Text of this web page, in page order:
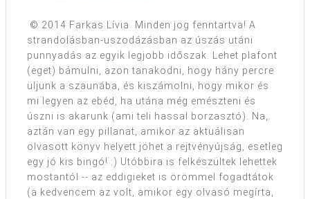
© 2014 Farkas Lívia. Minden jog fenntartva! A
strandolásban-uszodázásban az úszás utáni
punnyadás az egyik legjobb időszak. Lehet plafont
(eget) bámulni, azon tanakodni, hogy hány percre
üljünk a szaunába, és kiszámolni, hogy mikor és
mi legyen az ebéd, ha utána még emészteni és
úszni is akarunk (ami teli hassal borzasztó). Na,
aztán van egy pillanat, amikor az aktuálisan
olvasott könyv helyett jöhet a rejtvényújság, esetleg
egy jó kis bingó! :) Utóbbira is felkészültek lehettek
mostantól -- az eddigieket is örömmel fogadtátok
(a kedvencem az volt, amikor egy olvasó megírta,